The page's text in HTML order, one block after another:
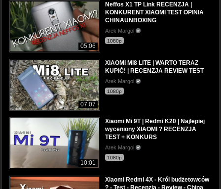
05:06
Neffos X1 TP Link RECENZJA |
KONKURENT XIAOMI TEST OPINIA
CHINAUNBOXING
Arek Margol
1080p
07:07
XIAOMI MI8 LITE | WARTO TERAZ
KUPIĆ! | RECENZJA REVIEW TEST
Arek Margol
1080p
10:01
Xiaomi Mi 9T | Redmi K20 | Najlepiej
wyceniony XIAOMI ? RECENZJA
TEST + KONKURS
Arek Margol
1080p
Xiaomi Redmi 4X - Król budżetowców
? - Test - Recenzja - Review - China